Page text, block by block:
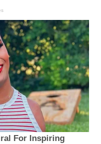
For Inspiring